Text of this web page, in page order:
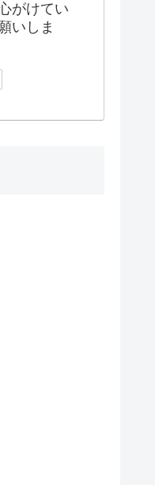
がけてい
いしま